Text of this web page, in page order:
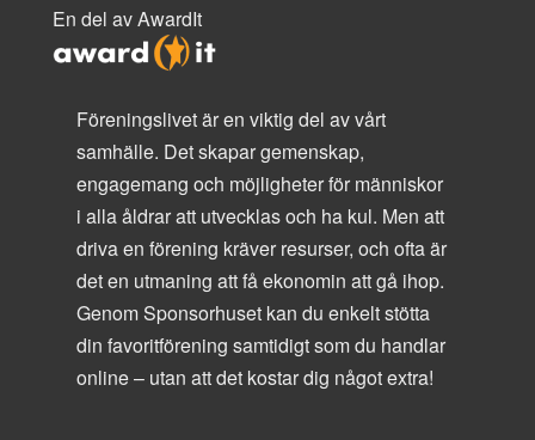
En del av AwardIt
Föreningslivet är en viktig del av vårt
samhälle. Det skapar gemenskap,
engagemang och möjligheter för människor
i alla åldrar att utvecklas och ha kul. Men att
driva en förening kräver resurser, och ofta är
det en utmaning att få ekonomin att gå ihop.
Genom Sponsorhuset kan du enkelt stötta
din favoritförening samtidigt som du handlar
online – utan att det kostar dig något extra!